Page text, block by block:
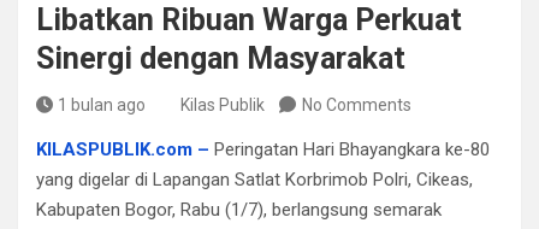
Libatkan Ribuan Warga Perkuat
Sinergi dengan Masyarakat
1 bulan ago Kilas Publik No Comments
KILASPUBLIK.com – Peringatan Hari Bhayangkara ke-80
yang digelar di Lapangan Satlat Korbrimob Polri, Cikeas,
Kabupaten Bogor, Rabu (1/7), berlangsung semarak